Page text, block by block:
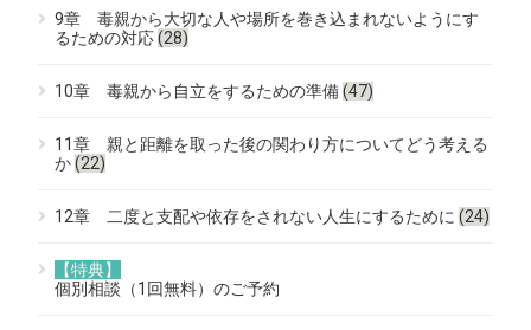
9章 毒親から大切な人や場所を巻き込まれないようにす
るための対応(28)
10章 毒親から自立をするための準備(47)
11章 親と距離を取った後の関わり方についてどう考える
か(22)
12章 二度と支配や依存をされない人生にするために(24)
【特典】
個別相談（1回無料）のご予約